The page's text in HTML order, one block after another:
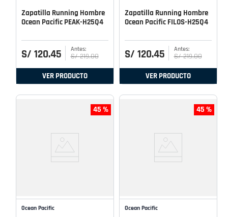
Zapatilla Running Hombre
Ocean Pacific PEAK-H25Q4
S/ 120.45 S/ 219.00
VER PRODUCTO
Zapatilla Running Hombre
Ocean Pacific FILOS-H25Q4
S/ 120.45 S/ 219.00
VER PRODUCTO
45 %
Ocean Pacific
45 %
Ocean Pacific